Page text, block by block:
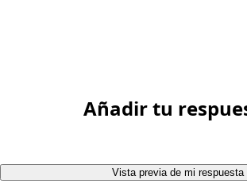
Añadir tu
Vista previa de mi respuesta